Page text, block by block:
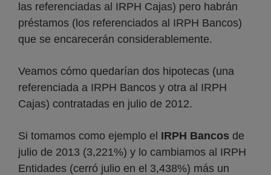
las referenciadas al IRPH Cajas) pero habrán
préstamos (los referenciados al IRPH Bancos)
que se encarecerán considerablemente.
Veamos cómo quedarían dos hipotecas (una
referenciada a IRPH Bancos y otra al IRPH
Cajas) contratadas en julio de 2012.
Si tomamos como ejemplo el IRPH Bancos de
julio de 2013 (3,221%) y lo cambiamos al IRPH
Entidades (cerró julio en el 3,438%) más un